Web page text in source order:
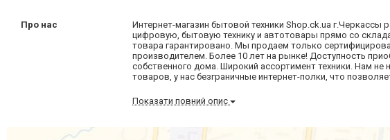
Про нас
Интернет-магазин бытовой техники Shop.ck.ua
цифровую, бытовую технику и автотовары прямо со
товара гарантировано. Мы продаем только
производителем. Более 10 лет на рынке! Доступность
собственного дома. Широкий ассортимент техники. Нам
товаров, у нас безграничные интернет-полки, что
Показати повний опис